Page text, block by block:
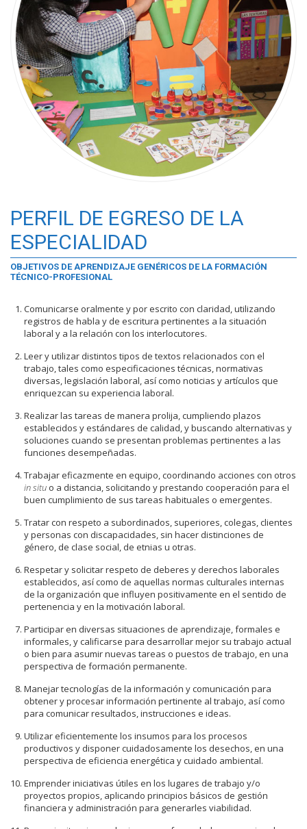
PERFIL DE EGRESO DE LA
ESPECIALIDAD
OBJETIVOS DE APRENDIZAJE GENÉRICOS DE LA FORMACIÓN
TÉCNICO-PROFESIONAL
Comunicarse oralmente y por escrito con claridad, utilizando
registros de habla y de escritura pertinentes a la situación
laboral y a la relación con los interlocutores.
Leer y utilizar distintos tipos de textos relacionados con el
trabajo, tales como especificaciones técnicas, normativas
diversas, legislación laboral, así como noticias y artículos que
enriquezcan su experiencia laboral.
Realizar las tareas de manera prolija, cumpliendo plazos
establecidos y estándares de calidad, y buscando alternativas y
soluciones cuando se presentan problemas pertinentes a las
funciones desempeñadas.
Trabajar eficazmente en equipo, coordinando acciones con otros
in situ o a distancia, solicitando y prestando cooperación para el
buen cumplimiento de sus tareas habituales o emergentes.
Tratar con respeto a subordinados, superiores, colegas, clientes
y personas con discapacidades, sin hacer distinciones de
género, de clase social, de etnias u otras.
Respetar y solicitar respeto de deberes y derechos laborales
establecidos, así como de aquellas normas culturales internas
de la organización que influyen positivamente en el sentido de
pertenencia y en la motivación laboral.
Participar en diversas situaciones de aprendizaje, formales e
informales, y calificarse para desarrollar mejor su trabajo actual
o bien para asumir nuevas tareas o puestos de trabajo, en una
perspectiva de formación permanente.
Manejar tecnologías de la información y comunicación para
obtener y procesar información pertinente al trabajo, así como
para comunicar resultados, instrucciones e ideas.
Utilizar eficientemente los insumos para los procesos
productivos y disponer cuidadosamente los desechos, en una
perspectiva de eficiencia energética y cuidado ambiental.
Emprender iniciativas útiles en los lugares de trabajo y/o
proyectos propios, aplicando principios básicos de gestión
financiera y administración para generarles viabilidad.